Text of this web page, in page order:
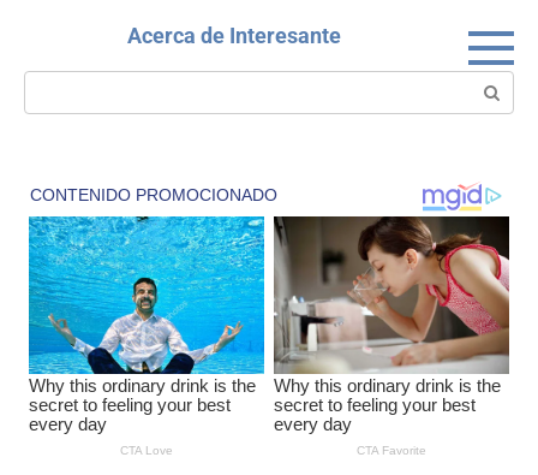
Acerca de Interesante
Search: